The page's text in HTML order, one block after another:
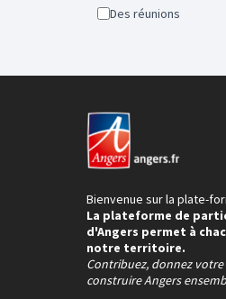
Des réunions
Bienvenue sur la plate-
La plateforme de
d'Angers permet à
notre territoire.
Contribuez, donnez
construire Angers